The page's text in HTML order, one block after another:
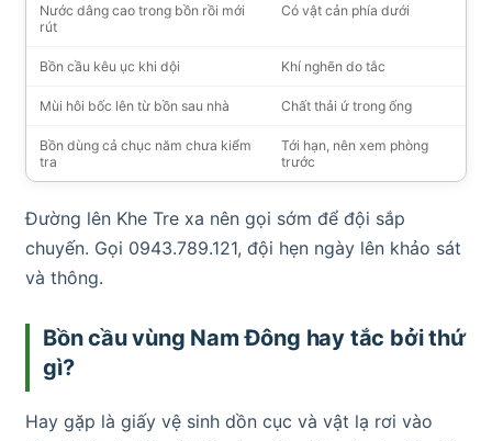
Nước dâng cao trong bồn rồi mới
rút
Có vật cản phía dưới
Bồn cầu kêu ục khi dội Khí nghẽn do tắc
Mùi hôi bốc lên từ bồn sau nhà Chất thải ứ trong ống
Bồn dùng cả chục năm chưa kiểm
tra
Tới hạn, nên xem phòng
trước
Đường lên Khe Tre xa nên gọi sớm để đội sắp
chuyến. Gọi 0943.789.121, đội hẹn ngày lên khảo sát
và thông.
Bồn cầu vùng Nam Đông hay tắc bởi thứ
gì?
Hay gặp là giấy vệ sinh dồn cục và vật lạ rơi vào